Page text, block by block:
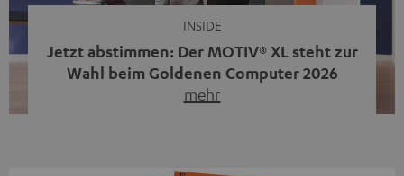
INSIDE
Jetzt abstimmen: Der MOTIV® XL steht zur
Wahl beim Goldenen Computer 2026
mehr